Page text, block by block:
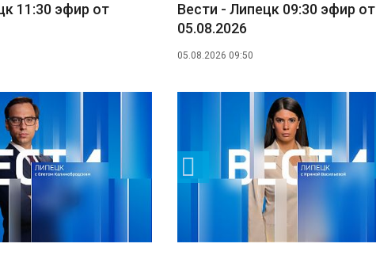
11:30 эфир от
Вести - Липецк 09:30 эфир от
05.08.2026
05.08.2026 09:50